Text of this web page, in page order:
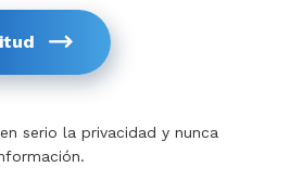
serio la privacidad y nunca